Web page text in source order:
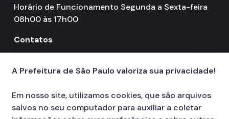
Horário de Funcionamento Segunda a Sexta-feira
08h00 às 17h00
Contatos
156
A Prefeitura de São Paulo valoriza sua privacidade!
Em nosso site, utilizamos cookies, que são arquivos
salvos no seu computador para auxiliar a coletar